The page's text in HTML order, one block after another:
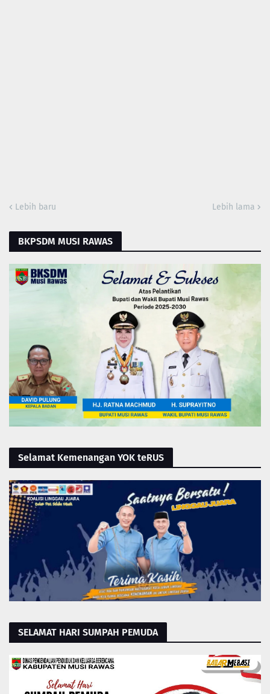
Lebih baru Lebih lama
BKPSDM MUSI RAWAS
Selamat Kemenangan YOK teRUS
SELAMAT HARI SUMPAH PEMUDA